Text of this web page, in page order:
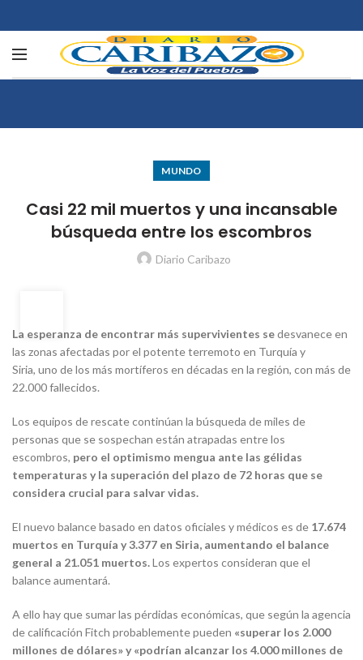
MUNDO
Casi 22 mil muertos y una incansable
búsqueda entre los escombros
Diario Caribazo
La esperanza de encontrar más supervivientes sedesvanece en
las zonas afectadas por el potente terremoto en Turquía y
Siria, uno de los más mortíferos en décadas en la región, con más de
22.000 fallecidos.
Los equipos de rescate continúan la búsqueda de miles de
personas que se sospechan están atrapadas entre los
escombros, pero el optimismo mengua ante las gélidas
temperaturas y la superación del plazo de 72 horas que se
considera crucial para salvar vidas.
El nuevo balance basado en datos oficiales y médicos es de 17.674
muertos en Turquía y 3.377 en Siria, aumentando el balance
general a 21.051 muertos.Los expertos consideran que el
balance aumentará.
A ello hay que sumar las pérdidas económicas, que según la agencia
de calificación Fitch probablemente pueden «superar los 2.000
millones de dólares» y «podrían alcanzar los 4.000 millones de